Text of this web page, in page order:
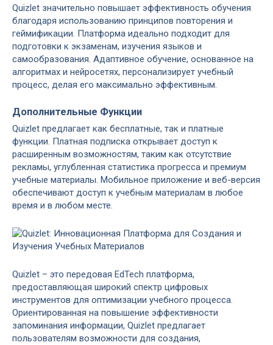
Quizlet значительно повышает эффективность обучения
благодаря использованию принципов повторения и
геймификации. Платформа идеально подходит для
подготовки к экзаменам, изучения языков и
самообразования. Адаптивное обучение, основанное на
алгоритмах и нейросетях, персонализирует учебный
процесс, делая его максимально эффективным.
Дополнительные Функции
Quizlet предлагает как бесплатные, так и платные
функции. Платная подписка открывает доступ к
расширенным возможностям, таким как отсутствие
рекламы, углубленная статистика прогресса и премиум
учебные материалы. Мобильное приложение и веб-версия
обеспечивают доступ к учебным материалам в любое
время и в любом месте.
Quizlet – это передовая EdTech платформа,
предоставляющая широкий спектр цифровых
инструментов для оптимизации учебного процесса.
Ориентированная на повышение эффективности
запоминания информации, Quizlet предлагает
пользователям возможности для создания,